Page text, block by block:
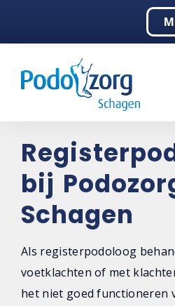
Podologie
Behandelingen
Registerpodologie
Sportpodologie
Therapiezolen
Medical taping
Massages
bij
Schagen
Als registerpodoloog
voetklachten of met
het niet goed functioneren